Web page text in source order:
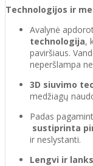
Technologijos ir
Avalynė
technologija,
paviršiaus.
neperšlampa
3D siuvimo
medžiagų
Padas
sustiprinta
ir neslystanti.
Lengvi ir